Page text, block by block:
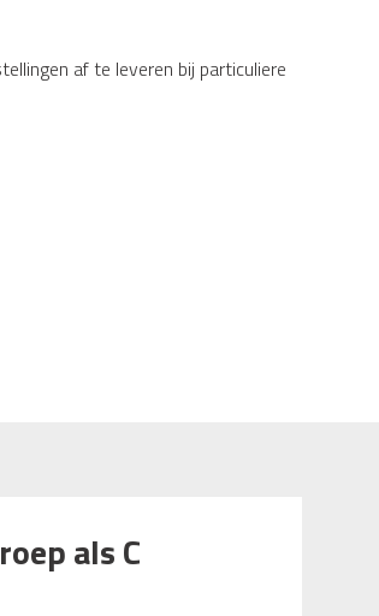
af te leveren bij particuliere
als C